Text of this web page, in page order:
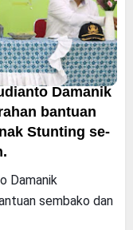
Damanik
bantuan
Stunting se-
Damanik
sembako dan